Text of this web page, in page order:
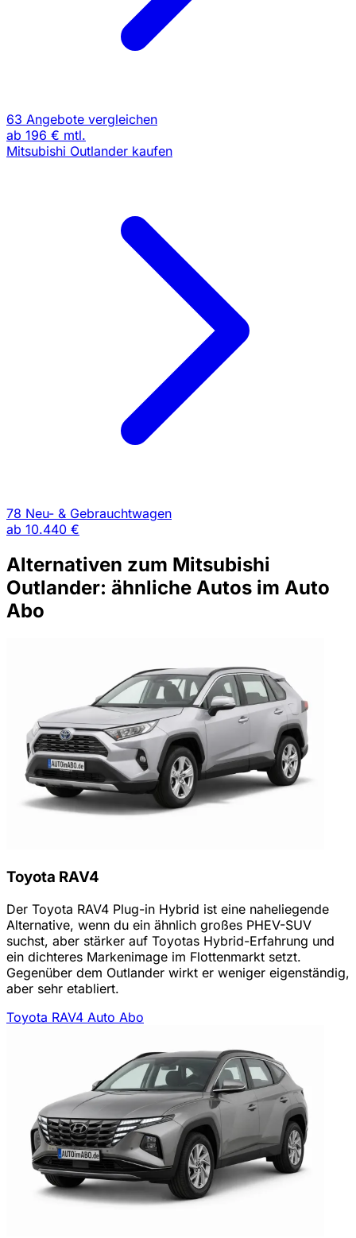
63 Angebote vergleichen
ab 196 € mtl.
Mitsubishi Outlander kaufen
78 Neu- & Gebrauchtwagen
ab 10.440 €
Alternativen zum Mitsubishi
Outlander: ähnliche Autos im Auto
Abo
Toyota RAV4
Der Toyota RAV4 Plug-in Hybrid ist eine naheliegende
Alternative, wenn du ein ähnlich großes PHEV-SUV
suchst, aber stärker auf Toyotas Hybrid-Erfahrung und
ein dichteres Markenimage im Flottenmarkt setzt.
Gegenüber dem Outlander wirkt er weniger eigenständig,
aber sehr etabliert.
Toyota RAV4 Auto Abo